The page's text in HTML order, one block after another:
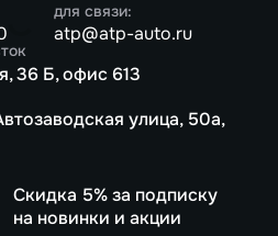
для связи:
atp@atp-auto.ru
36 Б, офис 613
улица, 50а,
Скидка 5% за подписку
на новинки и акции